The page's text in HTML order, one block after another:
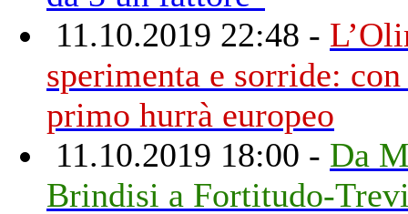
11.10.2019 22:48 -
sperimenta e sorride:
primo hurrà europeo
11.10.2019 18:00 - Da
Brindisi a Fortitudo-